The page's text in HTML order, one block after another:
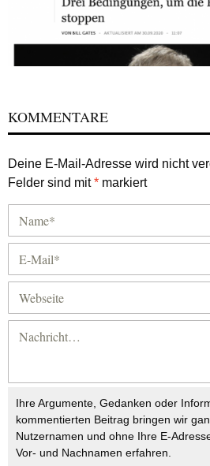
KOMMENTARE
Deine E-Mail-Adresse wird nicht
Felder sind mit* markiert
Ihre Argumente, Gedanken oder
kommentierten Beitrag bringen wir
Nutzernamen und ohne Ihre E-
Vor- und Nachnamen erfahren.